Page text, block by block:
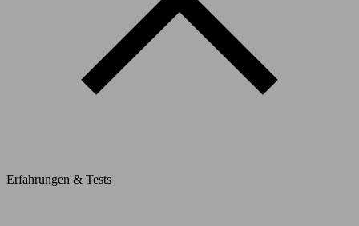
Erfahrungen & Tests